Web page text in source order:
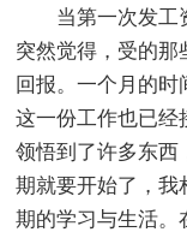
当第一次发工资
突然觉得，受的那
回报。一个月的
这一份工作也已经
领悟到了许多东西
期就要开始了，我
期的学习与生活。